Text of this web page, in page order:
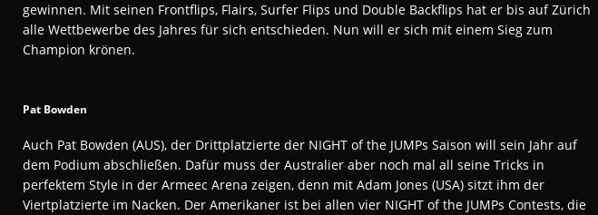
gewinnen. Mit seinen Frontflips, Flairs, Surfer Flips und Double Backflips hat er bis auf Zürich
alle Wettbewerbe des Jahres für sich entschieden. Nun will er sich mit einem Sieg zum
Champion krönen.
Pat Bowden
Auch Pat Bowden (AUS), der Drittplatzierte der NIGHT of the JUMPs Saison will sein Jahr auf
dem Podium abschließen. Dafür muss der Australier aber noch mal all seine Tricks in
perfektem Style in der Armeec Arena zeigen, denn mit Adam Jones (USA) sitzt ihm der
Viertplatzierte im Nacken. Der Amerikaner ist bei allen vier NIGHT of the JUMPs Contests, die